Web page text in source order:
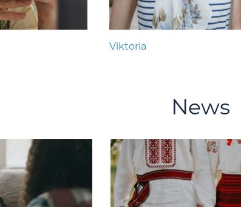
Viktoria
News